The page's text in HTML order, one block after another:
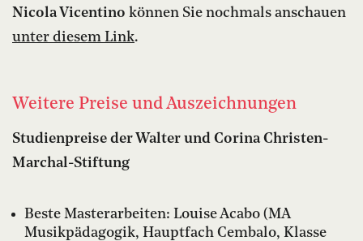
Nicola Vicentino können Sie nochmals anschauen
unter diesem Link.
Weitere Preise und Auszeichnungen
Studienpreise der Walter und Corina Christen-
Marchal-Stiftung
Beste Masterarbeiten: Louise Acabo (MA
Musikpädagogik, Hauptfach Cembalo, Klasse